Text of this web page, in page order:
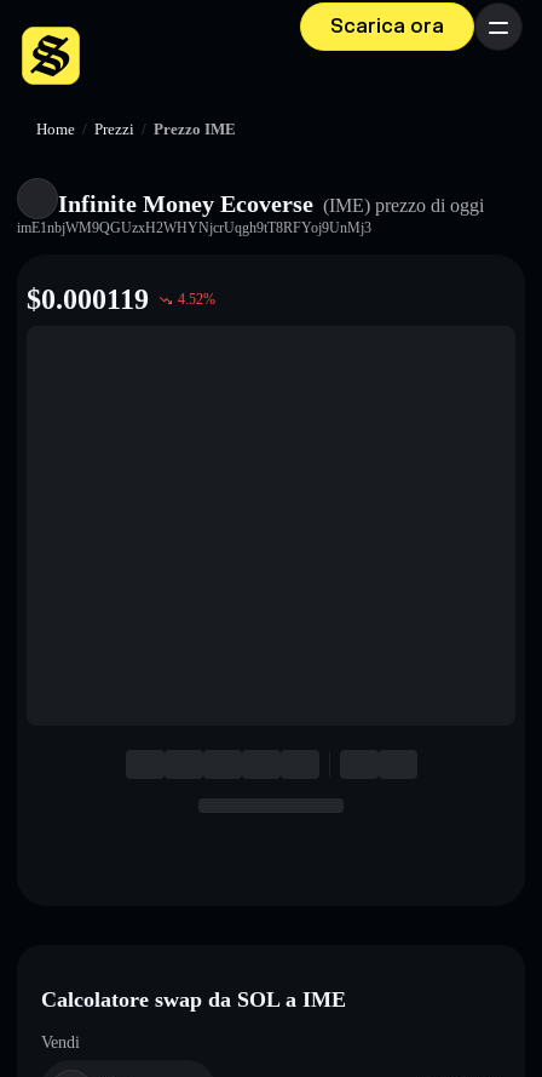
Scarica ora Menu
Home / Prezzi / Prezzo IME
Infinite Money Ecoverse (IME) prezzo di oggi
imE1nbjWM9QGUzxH2WHYNjcrUqgh9tT8RFYoj9UnMj3
$0.000119 4.52%
Calcolatore swap da SOL a IME
Vendi